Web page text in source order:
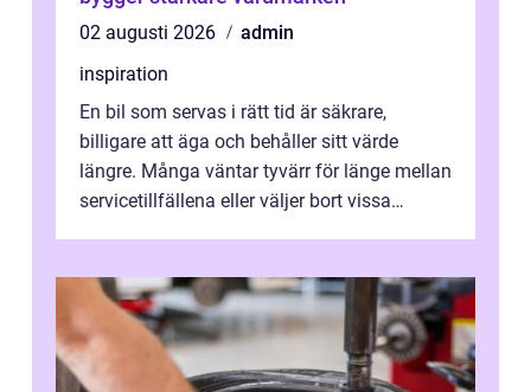
02 augusti 2026
admin
inspiration
En bil som servas i rätt tid är säkrare,
billigare att äga och behåller sitt värde
längre. Många väntar tyvärr för länge mellan
servicetillfällena eller väljer bort vissa